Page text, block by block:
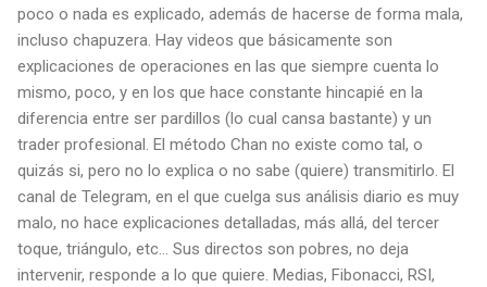
poco o nada es explicado, además de hacerse de forma mala,
incluso chapuzera. Hay videos que básicamente son
explicaciones de operaciones en las que siempre cuenta lo
mismo, poco, y en los que hace constante hincapié en la
diferencia entre ser pardillos (lo cual cansa bastante) y un
trader profesional. El método Chan no existe como tal, o
quizás si, pero no lo explica o no sabe (quiere) transmitirlo. El
canal de Telegram, en el que cuelga sus análisis diario es muy
malo, no hace explicaciones detalladas, más allá, del tercer
toque, triángulo, etc… Sus directos son pobres, no deja
intervenir, responde a lo que quiere. Medias, Fibonacci, RSI,